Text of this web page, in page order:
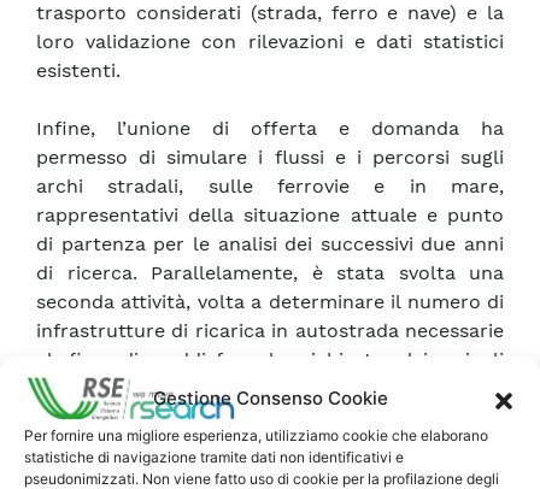
Gestione Consenso Cookie
Per fornire una migliore esperienza, utilizziamo cookie che elaborano
statistiche di navigazione tramite dati non identificativi e
pseudonimizzati. Non viene fatto uso di cookie per la profilazione degli
trasporto considerati (strada, ferro e nave) e la
loro validazione con rilevazioni e dati statistici
esistenti.
Infine, l’unione di offerta e domanda ha
permesso di simulare i flussi e i percorsi sugli
archi stradali, sulle ferrovie e in mare,
rappresentativi della situazione attuale e punto
di partenza per le analisi dei successivi due anni
di ricerca. Parallelamente, è stata svolta una
seconda attività, volta a determinare il numero di
infrastrutture di ricarica in autostrada necessarie
al fine di soddisfare la richiesta dei veicoli
elettrici previsti al 2030 in rispetto degli obiettivi
del Fit for 55.
A partire dai flussi di traffico ricostruiti con un